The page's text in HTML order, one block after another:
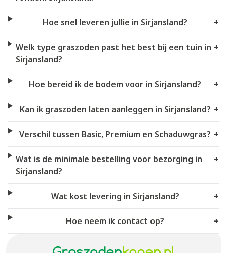
Hoe snel leveren jullie in Sirjansland? +
Welk type graszoden past het best bij een tuin in
Sirjansland?
+
Hoe bereid ik de bodem voor in Sirjansland? +
Kan ik graszoden laten aanleggen in Sirjansland? +
Verschil tussen Basic, Premium en Schaduwgras? +
Wat is de minimale bestelling voor bezorging in
Sirjansland?
+
Wat kost levering in Sirjansland? +
Hoe neem ik contact op? +